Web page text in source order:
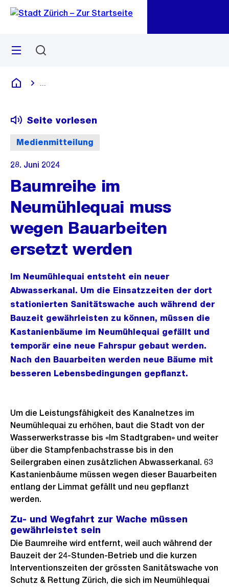
Navigation
Sprunglink
Menü
Deutsch
Medienmitteilung
Seite vorlesen
28. Juni 2024
Baumreihe im
Neumühlequai muss
wegen Bauarbeiten
ersetzt werden
Im Neumühlequai entsteht ein neuer
Abwasserkanal. Um die Einsatzzeiten der dort
stationierten Sanitätswache auch während der
Bauzeit gewährleisten zu können, müssen die
Kastanienbäume im Neumühlequai gefällt und
temporär eine neue Fahrspur gebaut werden.
Nach den Bauarbeiten werden neue Bäume mit
besseren Lebensbedingungen gepflanzt.
Um die Leistungsfähigkeit des Kanalnetzes im
Neumühlequai zu erhöhen, baut die Stadt von der
Wasserwerkstrasse bis «Im Stadtgraben» und weiter
über die Stampfenbachstrasse bis in den
Seilergraben einen zusätzlichen Abwasserkanal. 63
Kastanienbäume müssen wegen dieser Bauarbeiten
entlang der Limmat gefällt und neu gepflanzt
werden.
Zu- und Wegfahrt zur Wache müssen
gewährleistet sein
Die Baumreihe wird entfernt, weil auch während der
Bauzeit der 24-Stunden-Betrieb und die kurzen
Interventionszeiten der grössten Sanitätswache von
Schutz & Rettung Zürich, die sich im Neumühlequai